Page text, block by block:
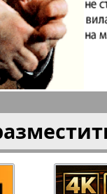
плюс!
Франкфурт